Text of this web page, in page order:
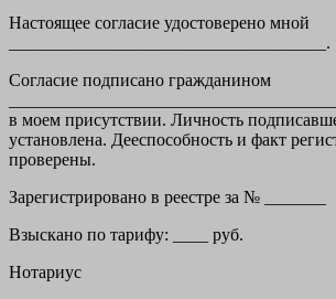
Настоящее согласие удостоверено мной
____________________________________.
Согласие подписано гражданином
в моем присутствии. Личность
установлена. Дееспособность и факт
проверены.
Зарегистрировано в реестре за № _______
Взыскано по тарифу: ____ руб.
Нотариус